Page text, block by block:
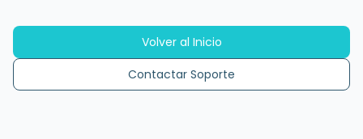
Volver al Inicio
Contactar Soporte